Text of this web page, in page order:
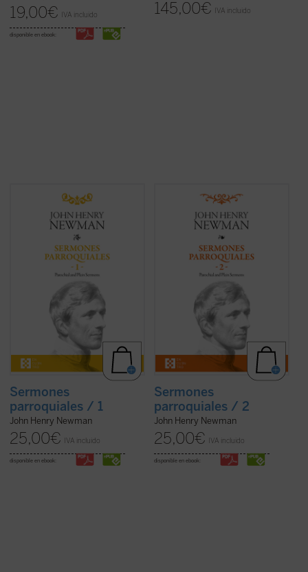
19,00€ IVA incluido
disponible en ebook:
145,00€ IVA incluido
Desde su ordenación como pastor
anglicano hasta su muerte como cardenal
católico, la figura de Newman no deja de
sorprender por la coherencia de su
trayectoria. En estosSermones
, un clásico de la espiritualidad
cristiana que ha inspirado a todas las
generaciones de cristianos desde su
predicación entre 1825 y 1833 hasta hoy, se
encuentran ya las semillas de todos los ...
Sermones
parroquiales / 1
John Henry Newman
25,00€ IVA incluido
disponible en ebook:
En estos treinta y dos sermones, John
Henry Newman vuelve a poner de
manifiesto su fuerza, frescura y audacia.
Fuerza en la verdad de su mensaje, que es
el mensaje de Dios; frescura en la palabra,
con un lenguaje cercano y familiar que se
aleja del empleado en sus estudios
teológicos; y audacia para acercar al
hombre a lo verdaderamente esencial del
Sermones
parroquiales / 2
John Henry Newman
25,00€ IVA incluido
disponible en ebook: